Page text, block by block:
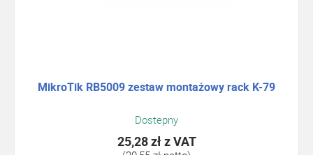
MikroTik RB5009 zestaw montażowy rack K-79
Dostepny
25,28 złz VAT